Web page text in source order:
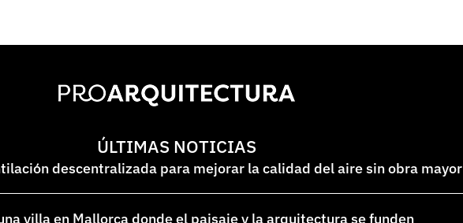
ÚLTIMAS NOTICIAS
descentralizada para mejorar la calidad del aire sin obra mayor
villa en Mallorca donde el paisaje y la arquitectura se funden